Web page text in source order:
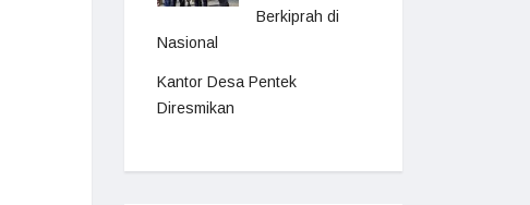
Berkiprah di
Nasional
Kantor Desa Pentek
Diresmikan